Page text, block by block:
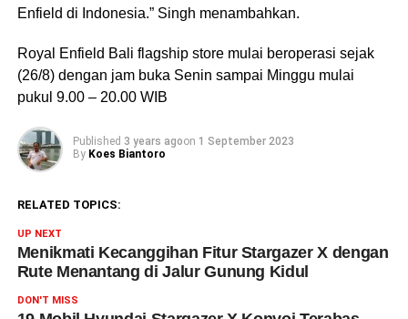
Enfield di Indonesia.” Singh menambahkan.
Royal Enfield Bali flagship store mulai beroperasi sejak
(26/8) dengan jam buka Senin sampai Minggu mulai
pukul 9.00 – 20.00 WIB
Published 3 years agoon 1 September 2023
By Koes Biantoro
RELATED TOPICS:
UP NEXT
Menikmati Kecanggihan Fitur Stargazer X dengan
Rute Menantang di Jalur Gunung Kidul
DON'T MISS